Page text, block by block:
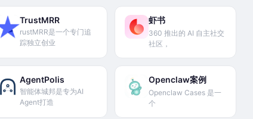
TrustMRR
rustMRR是一个专门追
踪独立创业
虾书
360 推出的 AI 自主社交
社区，
AgentPolis
智能体城邦是专为AI
Agent打造
Openclaw案例
Openclaw Cases 是一
个